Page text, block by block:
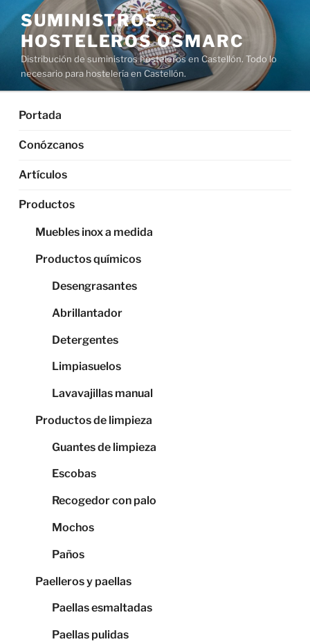
Saltar
al
contenido
SUMINISTROS
HOSTELEROS OSMARC
Distribución de suministros hosteleros en Castellón. Todo lo
necesario para hostelería en Castellón.
Portada
Conózcanos
Artículos
Productos
Muebles inox a medida
Productos químicos
Desengrasantes
Abrillantador
Detergentes
Limpiasuelos
Lavavajillas manual
Productos de limpieza
Guantes de limpieza
Escobas
Recogedor con palo
Mochos
Paños
Paelleros y paellas
Paellas esmaltadas
Paellas pulidas